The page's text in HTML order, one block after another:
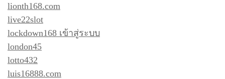
lionth168.com
live22slot
lockdown168 เข้าสู่ระบบ
london45
lotto432
luis16888.com